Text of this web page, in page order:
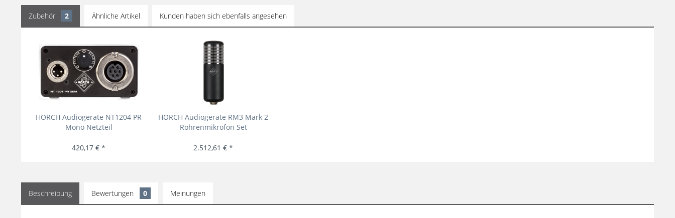
Zubehör 2 Ähnliche Artikel Kunden haben sich ebenfalls angesehen
HORCH Audiogeräte NT1204 PR
Mono Netzteil
420,17 € *
HORCH Audiogeräte RM3 Mark 2
Röhrenmikrofon Set
2.512,61 € *
Beschreibung Bewertungen 0 Meinungen